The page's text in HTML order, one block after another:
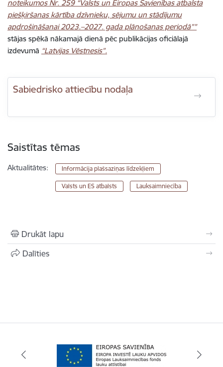
noteikumos Nr. 259 “Valsts un Eiropas Savienības atbalsta
piešķiršanas kārtība dzīvnieku, sējumu un stādījumu
apdrošināšanai 2023.–2027. gada plānošanas periodā””
stājas spēkā nākamajā dienā pēc publikācijas oficiālajā
izdevumā “Latvijas Vēstnesis”.
Sabiedrisko attiecību nodaļa
Saistītas tēmas
Aktualitātes: Informācija plašsaziņas līdzekļiem
Valsts un ES atbalsts Lauksaimniecība
Drukāt lapu
Dalīties